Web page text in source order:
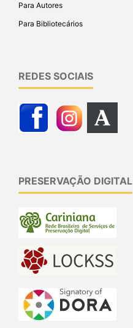
Para Autores
Para Bibliotecários
REDES SOCIAIS
PRESERVAÇÃO DIGITAL